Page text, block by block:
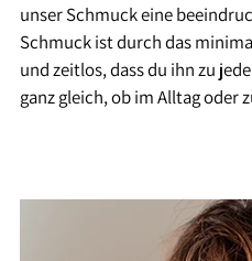
unser Schmuck eine
Schmuck ist durch das
und zeitlos, dass du ihn zu
ganz gleich, ob im Alltag oder